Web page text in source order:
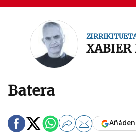
XABIER
Batera